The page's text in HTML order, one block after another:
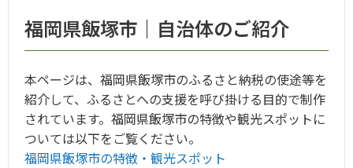
福岡県飯塚市｜自治体のご紹介
本ページは、福岡県飯塚市のふるさと納税の使途等を
紹介して、ふるさとへの支援を呼び掛ける目的で制作
されています。福岡県飯塚市の特徴や観光スポットに
ついては以下をご覧ください。
福岡県飯塚市の特徴・観光スポット